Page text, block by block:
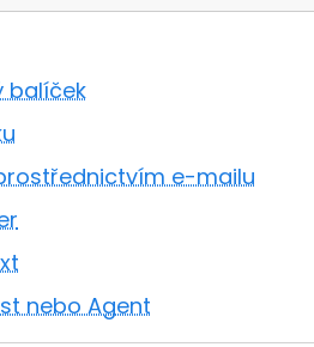
balíček
e-mailu
nebo Agent